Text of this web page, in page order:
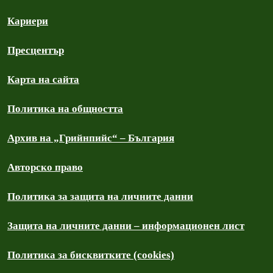
Кариери
Пресцентър
Карта на сайта
Политика на общността
Архив на „Грийнпийс“ – България
Авторско право
Политика за защита на личните данни
Защита на личните данни – информационен лист
Политика за бисквитките (cookies)